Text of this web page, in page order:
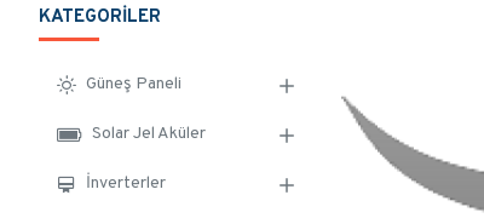
KATEGORILER
Güneş Paneli
Solar Jel Aküler
İnverterler